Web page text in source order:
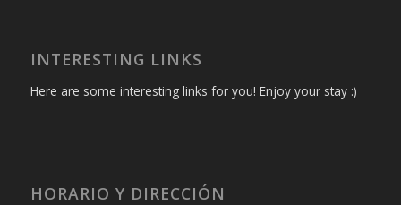
INTERESTING LINKS
Here are some interesting links for you! Enjoy your stay :)
HORARIO Y DIRECCIÓN